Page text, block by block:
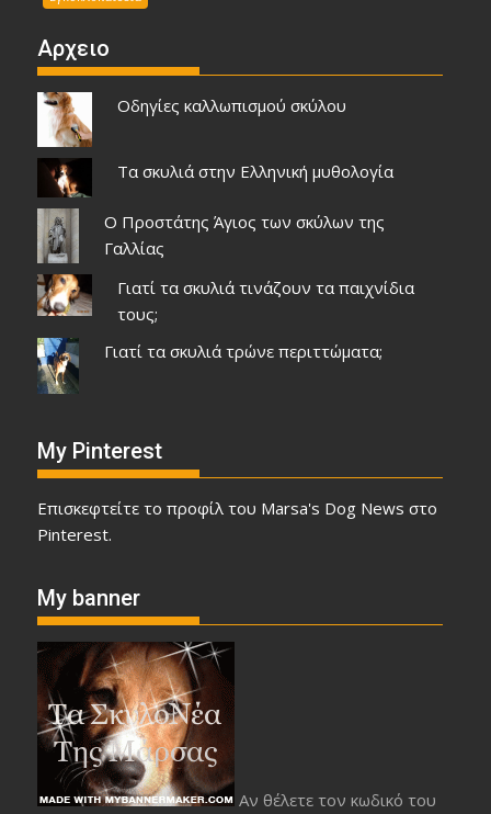
Αρχειο
Οδηγίες καλλωπισμού σκύλου
Τα σκυλιά στην Ελληνική μυθολογία
Ο Προστάτης Άγιος των σκύλων της
Γαλλίας
Γιατί τα σκυλιά τινάζουν τα παιχνίδια
τους;
Γιατί τα σκυλιά τρώνε περιττώματα;
My Pinterest
Επισκεφτείτε το προφίλ του Marsa's Dog News στο
Pinterest.
My banner
Αν θέλετε τον κωδικό του